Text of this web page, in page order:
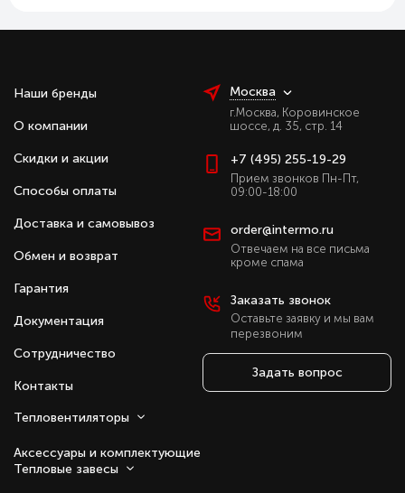
BRC-C и дверного датчика для автоматизации.
Модели допускают горизонтальный монтаж над
широких проемов несколько завес могут
устанавливаться вплотную, формируя единый поток
Ballu PS — это надежные завесы без нагрева,
обеспечивающие эффективную защиту помещений с
высокой интенсивностью движения людей и
транспорта.
Преимущества серии Ballu PS:
Формирование плотного воздушного потока
без нагрева.
газов.
покрытием.
Наши бренды
О компании
Скидки и акции
Способы оплаты
Доставка и самовывоз
Обмен и возврат
Гарантия
Документация
Сотрудничество
Контакты
Тепловентиляторы
Аксессуары и комплектующие
Тепловые завесы
Москва
г.Москва, Коровинское
шоссе, д. 35, стр. 14
+7 (495) 255-19-29
Прием звонков Пн-Пт,
09:00-18:00
order@intermo.ru
Отвечаем на все письма
кроме спама
Заказать звонок
Оставьте заявку и мы вам
перезвоним
Задать вопрос